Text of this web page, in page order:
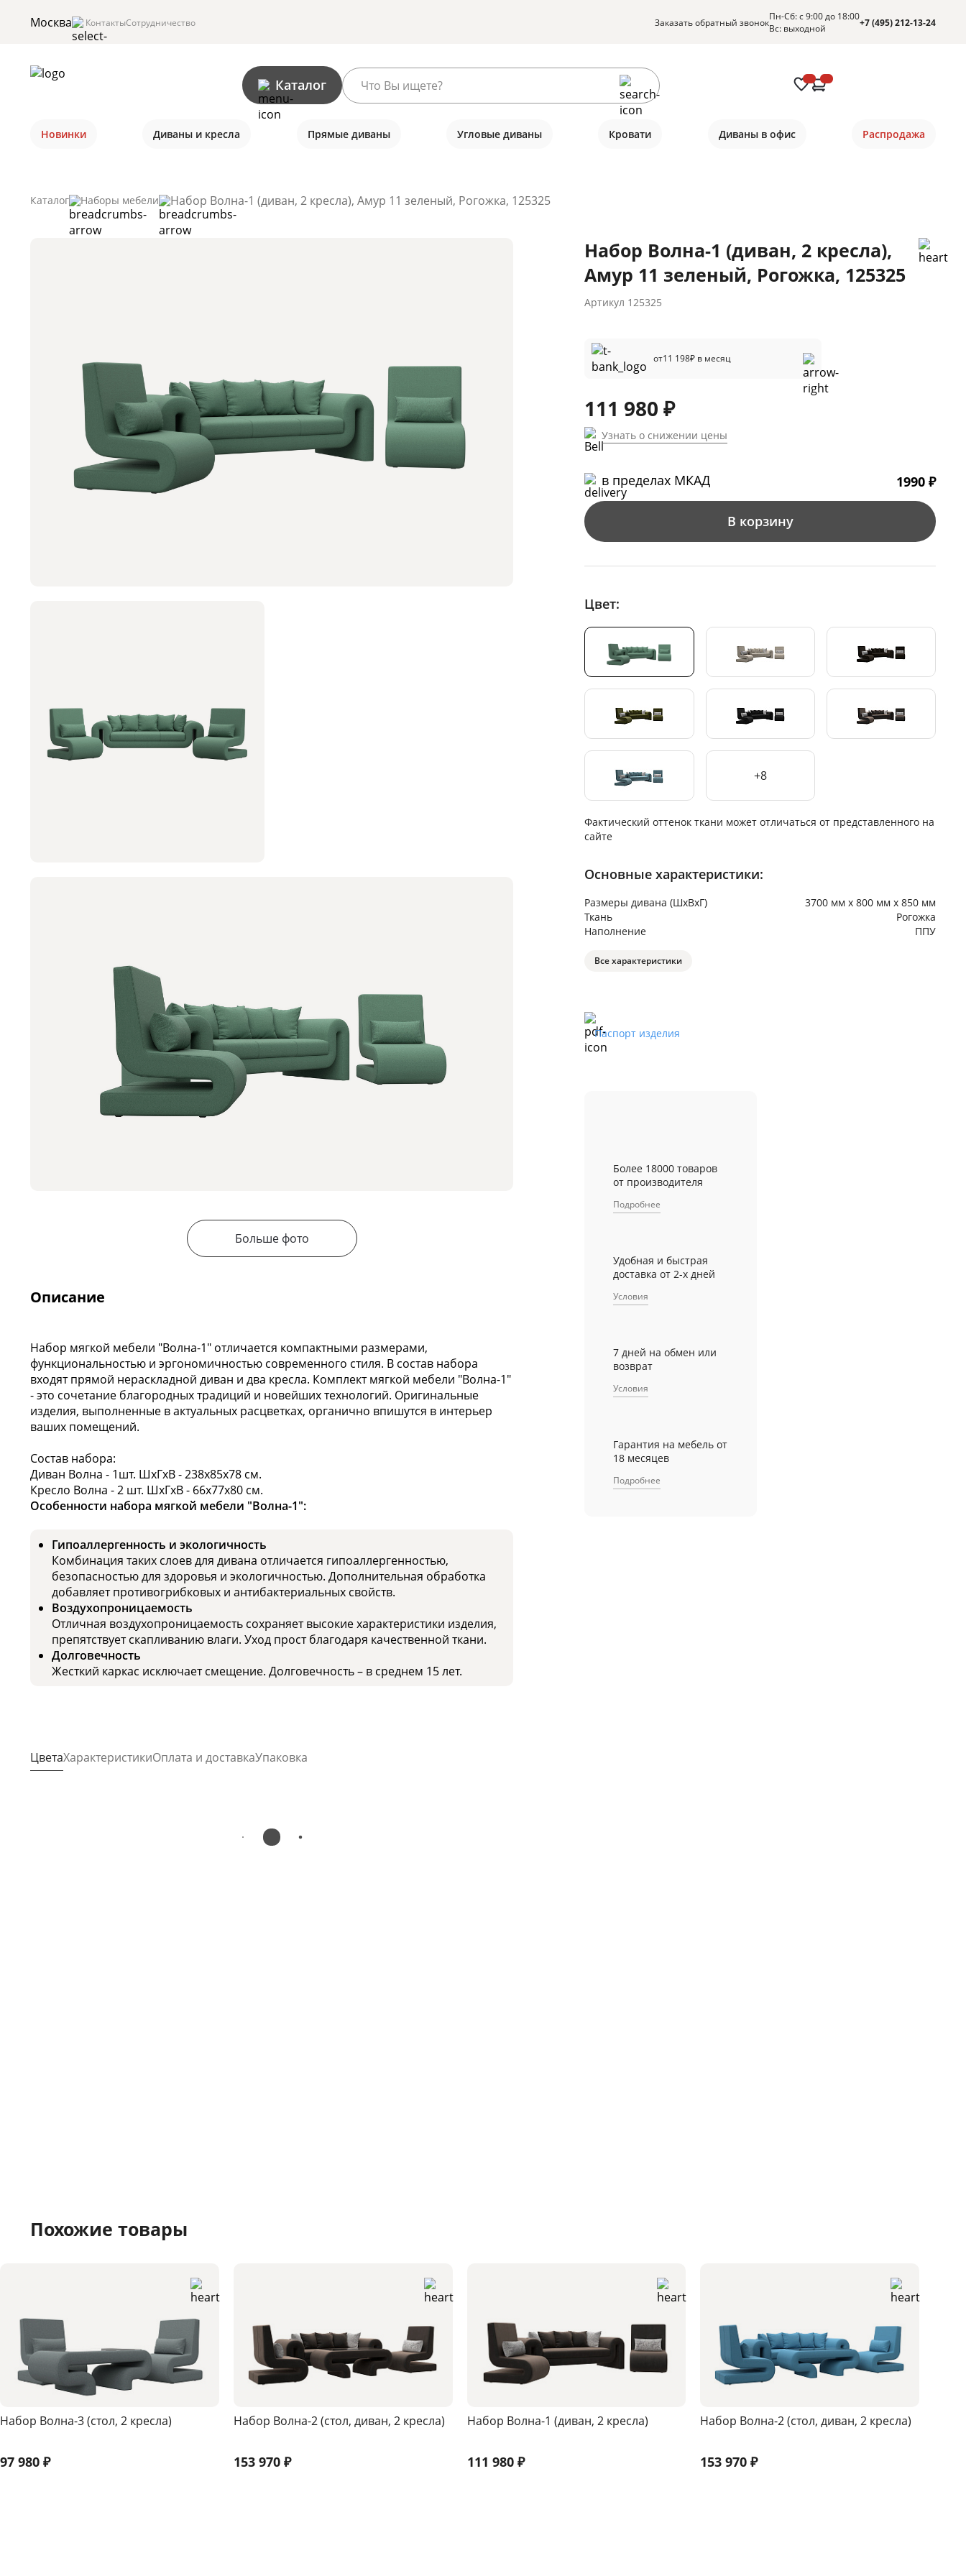
Москва КонтактыСотрудничество Заказать обратный звонокПн-Сб: с 9:00 до 18:00
Вс: выходной
+7 (495) 212-13-24
Каталог
Новинки Диваны и кресла Прямые диваны Угловые диваны Кровати Диваны в офис Распродажа
Каталог Наборы мебели Набор Волна-1 (диван, 2 кресла), Амур 11 зеленый, Рогожка, 125325
Больше фото
Описание
Набор мягкой мебели "Волна-1" отличается компактными размерами,
функциональностью и эргономичностью современного стиля. В состав набора
входят прямой нераскладной диван и два кресла. Комплект мягкой мебели "Волна-1"
- это сочетание благородных традиций и новейших технологий. Оригинальные
изделия, выполненные в актуальных расцветках, органично впишутся в интерьер
ваших помещений.
Состав набора:
Диван Волна - 1шт. ШхГхВ - 238х85х78 см.
Кресло Волна - 2 шт. ШхГхВ - 66х77х80 см.
Особенности набора мягкой мебели "Волна-1":
Гипоаллергенность и экологичность
Комбинация таких слоев для дивана отличается гипоаллергенностью,
безопасностью для здоровья и экологичностью. Дополнительная обработка
добавляет противогрибковых и антибактериальных свойств.
Воздухопроницаемость
Отличная воздухопроницаемость сохраняет высокие характеристики изделия,
препятствует скапливанию влаги. Уход прост благодаря качественной ткани.
Долговечность
Жесткий каркас исключает смещение. Долговечность – в среднем 15 лет.
ЦветаХарактеристикиОплата и доставкаУпаковка
Набор Волна-1 (диван, 2 кресла),
Амур 11 зеленый, Рогожка, 125325
Артикул 125325
от11 198₽ в месяц
111 980 ₽
Узнать о снижении цены
в пределах МКАД 1990 ₽
В корзину
Цвет:
+8
Фактический оттенок ткани может отличаться от представленного на
сайте
Основные характеристики:
Размеры дивана (ШхВхГ)
3700 мм х 800 мм х 850 мм
Ткань
Рогожка
Наполнение
ППУ
Все характеристики
Паспорт изделия
Более 18000 товаров
от производителя
Подробнее
Удобная и быстрая
доставка от 2-х дней
Условия
7 дней на обмен или
возврат
Условия
Гарантия на мебель от
18 месяцев
Подробнее
Похожие товары
Набор Волна-3 (стол, 2 кресла)
97 980 ₽
Набор Волна-2 (стол, диван, 2 кресла)
153 970₽
Набор Волна-1 (диван, 2 кресла)
111 980₽
Набор Волна-2 (стол, диван, 2 кресла)
153 970 ₽